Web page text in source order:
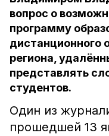
вопрос о
программу
дистанционного
региона,
представлять
студентов.
Один из
прошедшей 13